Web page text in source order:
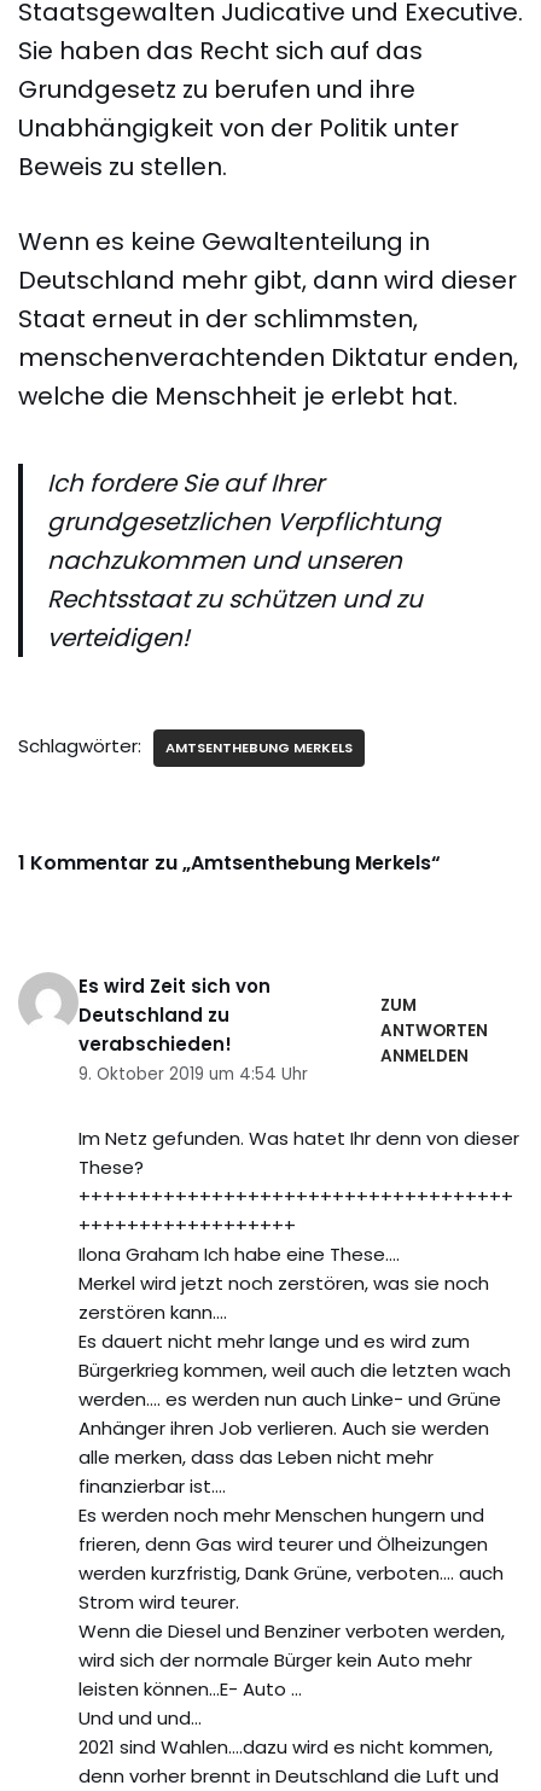
Staatsgewalten Judicative und Executive.
Sie haben das Recht sich auf das
Grundgesetz zu berufen und ihre
Unabhängigkeit von der Politik unter
Beweis zu stellen.
Wenn es keine Gewaltenteilung in
Deutschland mehr gibt, dann wird dieser
Staat erneut in der schlimmsten,
menschenverachtenden Diktatur enden,
welche die Menschheit je erlebt hat.
Ich fordere Sie auf Ihrer
grundgesetzlichen Verpflichtung
nachzukommen und unseren
Rechtsstaat zu schützen und zu
verteidigen!
Schlagwörter: AMTSENTHEBUNG MERKELS
1 Kommentar zu „Amtsenthebung Merkels“
Es wird Zeit sich von
Deutschland zu
verabschieden!
9. Oktober 2019 um 4:54 Uhr
ZUM
ANTWORTEN
ANMELDEN
Im Netz gefunden. Was hatet Ihr denn von dieser
These?
++++++++++++++++++++++++++++++++++++
++++++++++++++++++
Ilona Graham Ich habe eine These….
Merkel wird jetzt noch zerstören, was sie noch
zerstören kann….
Es dauert nicht mehr lange und es wird zum
Bürgerkrieg kommen, weil auch die letzten wach
werden…. es werden nun auch Linke- und Grüne
Anhänger ihren Job verlieren. Auch sie werden
alle merken, dass das Leben nicht mehr
finanzierbar ist….
Es werden noch mehr Menschen hungern und
frieren, denn Gas wird teurer und Ölheizungen
werden kurzfristig, Dank Grüne, verboten…. auch
Strom wird teurer.
Wenn die Diesel und Benziner verboten werden,
wird sich der normale Bürger kein Auto mehr
leisten können…E- Auto …
Und und und…
2021 sind Wahlen….dazu wird es nicht kommen,
denn vorher brennt in Deutschland die Luft und